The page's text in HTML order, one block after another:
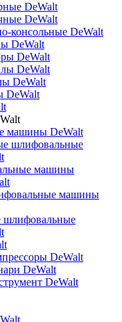
DeWalt
DeWalt
консольные DeWalt
DeWalt
DeWalt
DeWalt
DeWalt
DeWalt
машины DeWalt
шлифовальные
машины
машины
DeWalt
DeWalt
DeWalt